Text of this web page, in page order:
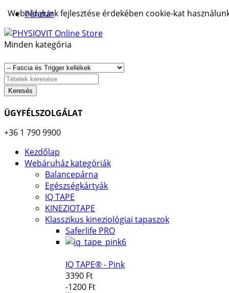
Pénztár
Minden kategória
Keresés
ÜGYFÉLSZOLGÁLAT
+36 1 790 9900
Kezdőlap
Webáruház kategóriák
Balancepárna
Egészségkártyák
IQ TAPE
KINEZIOTAPE
Klasszikus kineziológiai tapaszok
Saferlife PRO
IQ TAPE® - Pink
3390 Ft
-1200 Ft
Weboldalunk fejlesztése érdekében cookie-kat